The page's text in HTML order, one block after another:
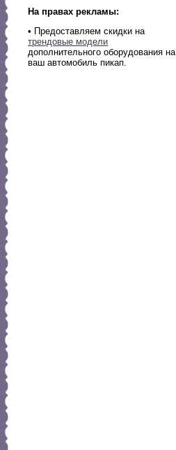
На правах рекламы:
• Предоставляем скидки на
трендовые модели
дополнительного оборудования на
ваш автомобиль пикап.